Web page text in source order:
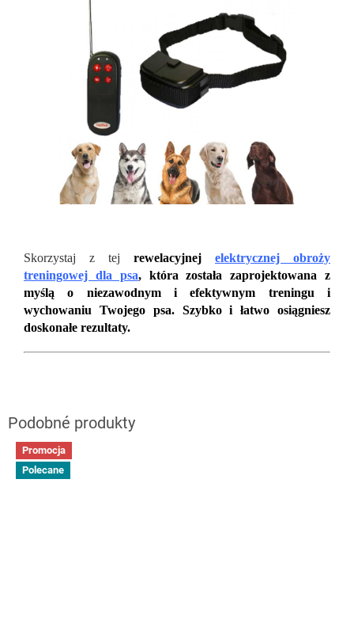
Skorzystaj z tej rewelacyjnej
elektrycznej obroży
treningowej dla psa, która została zaprojektowana z
myślą o niezawodnym i efektywnym treningu i
wychowaniu Twojego psa. Szybko i łatwo osiągniesz
doskonałe rezultaty.
Promocja
Polecane